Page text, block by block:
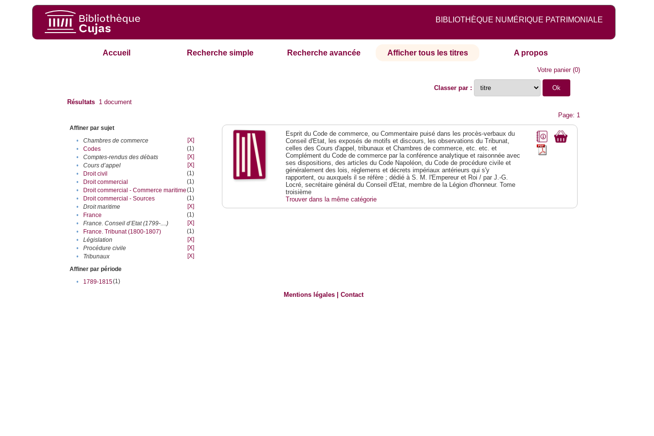
BIBLIOTHÈQUE NUMÉRIQUE PATRIMONIALE
Accueil Recherche simple Recherche avancée Afficher tous les titres A propos
Votre panier(0)
Classer par :
Résultats 1 document
Page: 1
Affiner par sujet
•
Chambres de commerce
[X]
•
Codes
(1)
•
Comptes-rendus des débats
[X]
•
Cours d’appel
[X]
•
Droit civil
(1)
•
Droit commercial
(1)
•
Droit commercial - Commerce maritime(1)
•
Droit commercial - Sources
(1)
•
Droit maritime
[X]
•
France
(1)
•
France. Conseil d’Etat (1799-....)
[X]
•
France. Tribunat (1800-1807)
(1)
•
Législation
[X]
•
Procédure civile
[X]
•
Tribunaux
[X]
Affiner par période
•
1789-1815(1)
Esprit du Code de commerce, ou Commentaire puisé dans les procès-verbaux du
Conseil d'Etat, les exposés de motifs et discours, les observations du Tribunat,
celles des Cours d'appel, tribunaux et Chambres de commerce, etc. etc. et
Complément du Code de commerce par la conférence analytique et raisonnée avec
ses dispositions, des articles du Code Napoléon, du Code de procédure civile et
généralement des lois, réglemens et décrets impériaux antérieurs qui s'y
rapportent, ou auxquels il se réfère ; dédié à S. M. l'Empereur et Roi / par J.-G.
Locré, secrétaire général du Conseil d'Etat, membre de la Légion d'honneur. Tome
troisième
Trouver dans la même catégorie
Mentions légales |Contact